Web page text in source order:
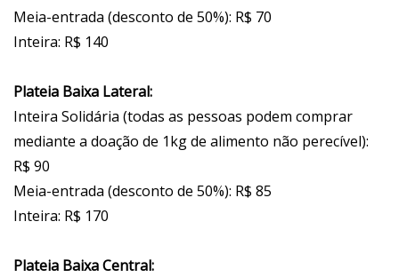
Meia-entrada (desconto de 50%): R$ 70
Inteira: R$ 140
Plateia Baixa Lateral:
Inteira Solidária (todas as pessoas podem comprar
mediante a doação de 1kg de alimento não perecível):
R$ 90
Meia-entrada (desconto de 50%): R$ 85
Inteira: R$ 170
Plateia Baixa Central: